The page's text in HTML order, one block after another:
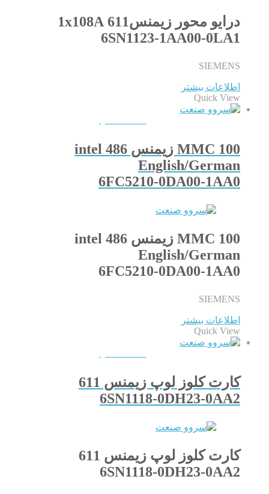
درایو محور زیمنس611 1x108A
6SN1123-1AA00-0LA1
SIEMENS
اطلاعات بیشتر
Quick View
MMC 100 زیمنس intel 486
English/German
6FC5210-0DA00-1AA0
MMC 100 زیمنس intel 486
English/German
6FC5210-0DA00-1AA0
SIEMENS
اطلاعات بیشتر
Quick View
کارت کلوز لوپ زیمنس 611
6SN1118-0DH23-0AA2
کارت کلوز لوپ زیمنس 611
6SN1118-0DH23-0AA2